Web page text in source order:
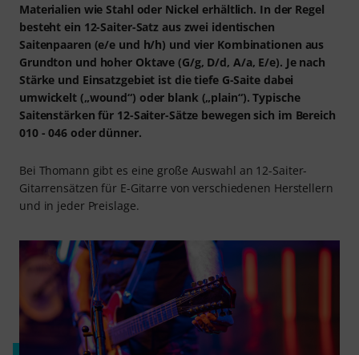
Materialien wie Stahl oder Nickel erhältlich. In der Regel
besteht ein 12-Saiter-Satz aus zwei identischen
Saitenpaaren (e/e und h/h) und vier Kombinationen aus
Grundton und hoher Oktave (G/g, D/d, A/a, E/e). Je nach
Stärke und Einsatzgebiet ist die tiefe G-Saite dabei
umwickelt („wound“) oder blank („plain“). Typische
Saitenstärken für 12-Saiter-Sätze bewegen sich im Bereich
010 - 046 oder dünner.
Bei Thomann gibt es eine große Auswahl an 12-Saiter-
Gitarrensätzen für E-Gitarre von verschiedenen Herstellern
und in jeder Preislage.